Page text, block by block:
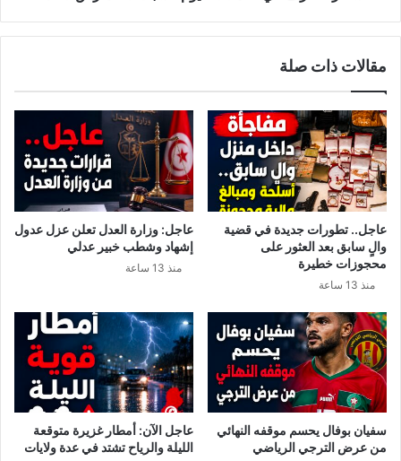
مقالات ذات صلة
عاجل.. تطورات جديدة في قضية
والٍ سابق بعد العثور على
محجوزات خطيرة
منذ 13 ساعة
عاجل: وزارة العدل تعلن عزل عدول
إشهاد وشطب خبير عدلي
منذ 13 ساعة
سفيان بوفال يحسم موقفه النهائي
من عرض الترجي الرياضي
عاجل الآن: أمطار غزيرة متوقعة
الليلة والرياح تشتد في عدة ولايات